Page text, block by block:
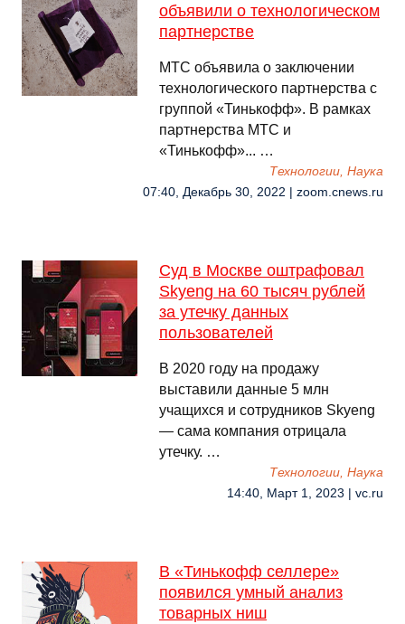
объявили о технологическом
партнерстве
МТС объявила о заключении
технологического партнерства с
группой «Тинькофф». В рамках
партнерства МТС и
«Тинькофф»... …
Технологии, Наука
07:40, Декабрь 30, 2022 | zoom.cnews.ru
Суд в Москве оштрафовал
Skyeng на 60 тысяч рублей
за утечку данных
пользователей
В 2020 году на продажу
выставили данные 5 млн
учащихся и сотрудников Skyeng
— сама компания отрицала
утечку. …
Технологии, Наука
14:40, Март 1, 2023 | vc.ru
В «Тинькофф селлере»
появился умный анализ
товарных ниш